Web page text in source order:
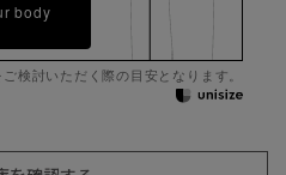
body
検討いただく際の目安となります。